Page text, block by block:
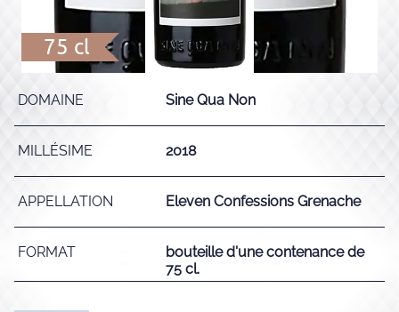
75 cl
DOMAINE Sine Qua Non
MILLÉSIME 2018
APPELLATION Eleven Confessions Grenache
FORMAT
bouteille d'une contenance de
75 cl.